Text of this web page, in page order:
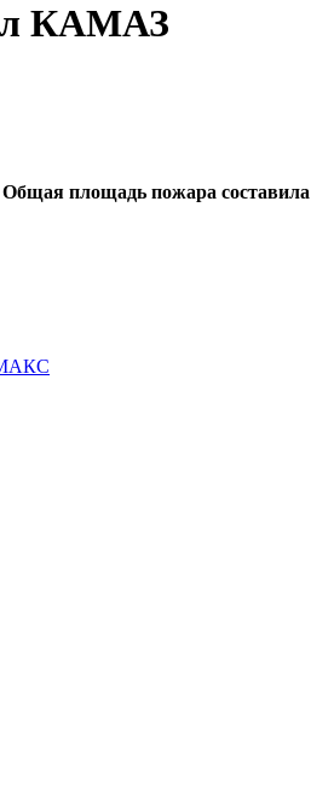
КАМАЗ
площадь пожара